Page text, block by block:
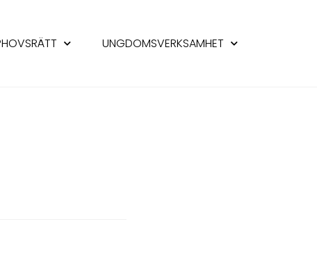
UNGDOMSVERKSAMHET